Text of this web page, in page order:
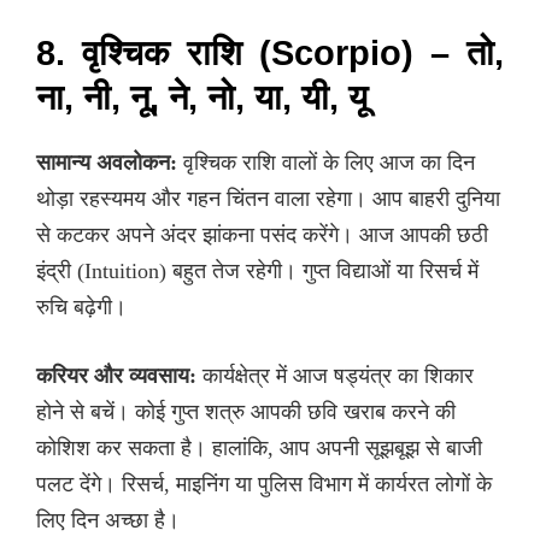
8. वृश्चिक राशि (Scorpio) – तो,
ना, नी, नू, ने, नो, या, यी, यू
सामान्य अवलोकन: वृश्चिक राशि वालों के लिए आज का दिन
थोड़ा रहस्यमय और गहन चिंतन वाला रहेगा। आप बाहरी दुनिया
से कटकर अपने अंदर झांकना पसंद करेंगे। आज आपकी छठी
इंद्री (Intuition) बहुत तेज रहेगी। गुप्त विद्याओं या रिसर्च में
रुचि बढ़ेगी।
करियर और व्यवसाय: कार्यक्षेत्र में आज षड्यंत्र का शिकार
होने से बचें। कोई गुप्त शत्रु आपकी छवि खराब करने की
कोशिश कर सकता है। हालांकि, आप अपनी सूझबूझ से बाजी
पलट देंगे। रिसर्च, माइनिंग या पुलिस विभाग में कार्यरत लोगों के
लिए दिन अच्छा है।